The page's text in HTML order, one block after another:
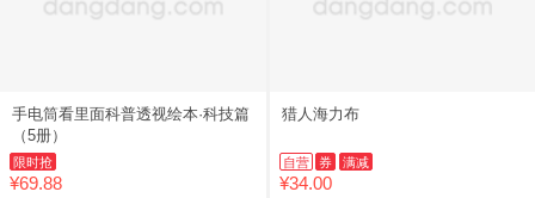
手电筒看里面科普透视绘本·科技篇
（5册）
限时抢
¥69.88
猎人海力布
自营 券 满减
¥34.00